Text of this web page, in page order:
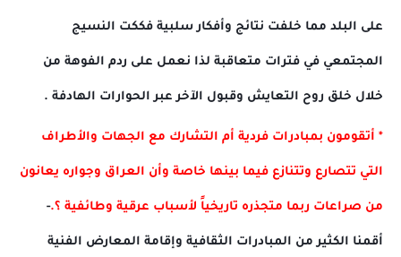
على البلد مما خلفت نتائج وأفكار سلبية فككت النسيج
المجتمعي في فترات متعاقبة لذا نعمل على ردم الفوهة من
خلال خلق روح التعايش وقبول الآخر عبر الحوارات الهادفة .
* أتقومون بمبادرات فردية أم التشارك مع الجهات والأطراف
التي تتصارع وتتنازع فيما بينها خاصة وأن العراق وجواره يعانون
من صراعات ربما متجذره تاريخياً لأسباب عرقية وطائفية ؟.-
أقمنا الكثير من المبادرات الثقافية وإقامة المعارض الفنية